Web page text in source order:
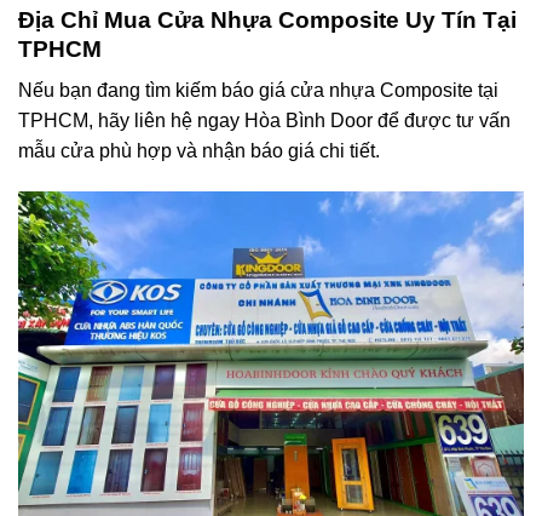
Địa Chỉ Mua Cửa Nhựa Composite Uy Tín Tại
TPHCM
Nếu bạn đang tìm kiếm báo giá cửa nhựa Composite tại
TPHCM, hãy liên hệ ngay Hòa Bình Door để được tư vấn
mẫu cửa phù hợp và nhận báo giá chi tiết.